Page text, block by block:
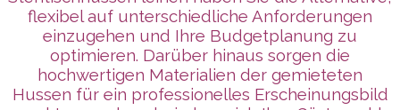
flexibel auf unterschiedliche Anforderungen
einzugehen und Ihre Budgetplanung zu
optimieren. Darüber hinaus sorgen die
hochwertigen Materialien der gemieteten
Hussen für ein professionelles Erscheinungsbild